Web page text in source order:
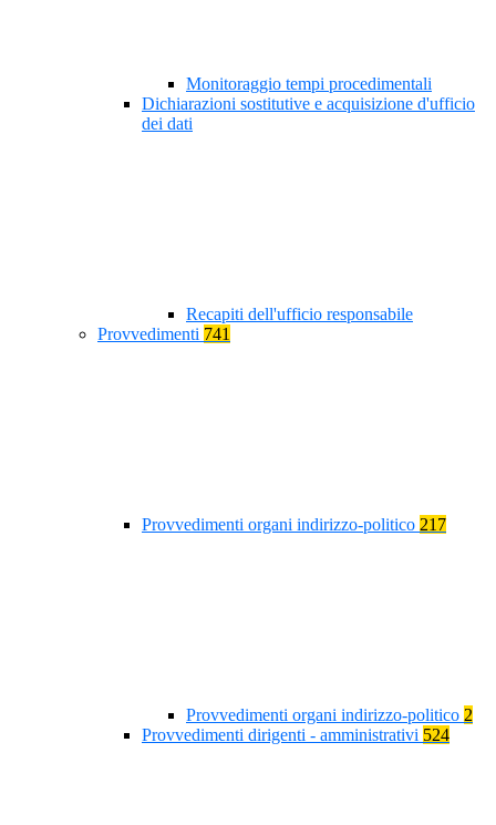
Monitoraggio tempi procedimentali
Dichiarazioni sostitutive e acquisizione d'ufficio
dei dati
Recapiti dell'ufficio responsabile
Provvedimenti 741
Provvedimenti organi indirizzo-politico 217
Provvedimenti organi indirizzo-politico 2
Provvedimenti dirigenti - amministrativi 524